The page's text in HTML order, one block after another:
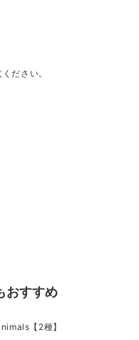
ださい。
おすすめ
【2種】